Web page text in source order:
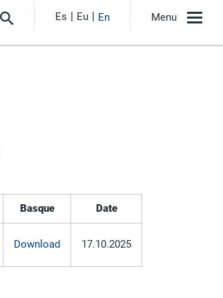
Es Eu En Menu
Basque Date
Download 17.10.2025